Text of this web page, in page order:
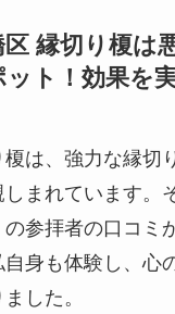
縁切り榎は
ト！効果を
は、強力な縁切
まれています。
参拝者の口コミ
身も体験し、心
した。